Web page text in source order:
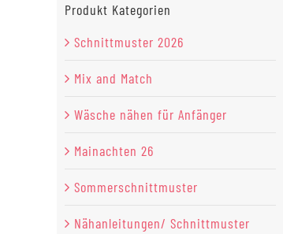
Produkt Kategorien
Schnittmuster 2026
Mix and Match
Wäsche nähen für Anfänger
Mainachten 26
Sommerschnittmuster
Nähanleitungen/ Schnittmuster